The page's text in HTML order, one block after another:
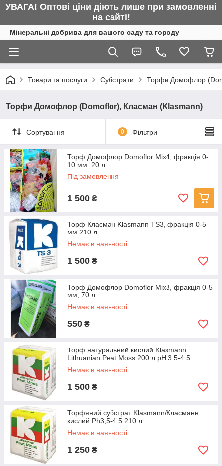
УВАГА! Оптові ціни діють лише при замовленні
на сайті!
Мінеральні добрива для вашого саду та городу
Товари та послуги Субстрати Торфи Домофлор
Торфи Домофлор (Domoflor), Класман (Klasmann)
Сортування 0 Фільтри
Торф Домофлор Domoflor Mix4, фракція 0-
10 мм. 20 л
Під замовлення
1 500 ₴
Торф Класман Klasmann TS3, фракція 0-5
мм 210 л
Немає в наявності
1 500 ₴
Торф Домофлор Domoflor Mix3, фракція 0-5
мм, 70 л
Немає в наявності
550 ₴
Торф натуральний кислий Klasmann
Lithuanian Peat Moss 200 л pH 3.5-4.5
Немає в наявності
1 500 ₴
Торфяний субстрат Klasmann/Класманн
кислий Ph3,5-4.5 210 л
Немає в наявності
1 250 ₴